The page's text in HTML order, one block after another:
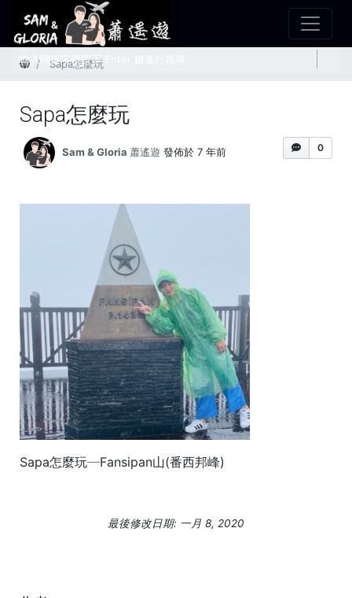
首頁 Sapa怎麼玩
Sapa怎麼玩
0
Sam & Gloria 蕭遙遊 發佈於 7 年前
Sapa怎麼玩─Fansipan山(番西邦峰)
最後修改日期: 一月 8, 2020